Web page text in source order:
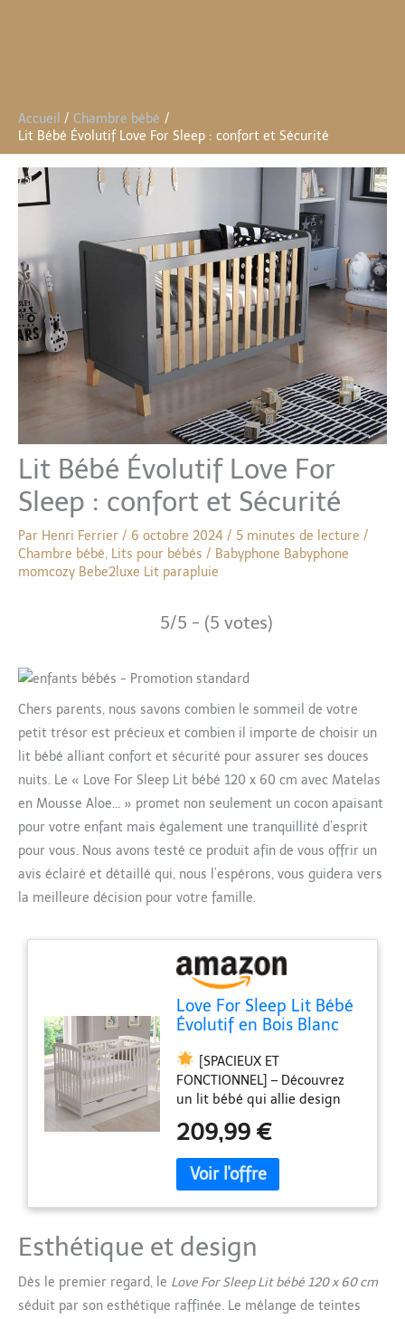
Accueil
Chambre bébé
Lit Bébé Évolutif Love For Sleep : confort et Sécurité
Lit Bébé Évolutif Love For
Sleep : confort et Sécurité
Par Henri Ferrier / 6 octobre 2024 / 5 minutes de lecture /
Chambre bébé, Lits pour bébés / Babyphone Babyphone
momcozy Bebe2luxe Lit parapluie
5/5 - (5 votes)
Chers parents, nous savons combien le sommeil de votre
petit trésor est précieux et combien il importe de choisir un
lit bébé alliant confort et sécurité pour assurer ses douces
nuits. Le « Love For Sleep Lit bébé 120 x 60 cm avec Matelas
en Mousse Aloe… » promet non seulement un cocon apaisant
pour votre enfant mais également une tranquillité d’esprit
pour vous. Nous avons testé ce produit afin de vous offrir un
avis éclairé et détaillé qui, nous l’espérons, vous guidera vers
la meilleure décision pour votre famille.
Love For Sleep Lit Bébé
Évolutif en Bois Blanc
Matelas en Mousse,
Tiroir, Barrière de
Sécurité et Protections
en Silicone – Lit
Transformable pour
Fille ou Garçon –
Modèle Jacob
[SPACIEUX ET
FONCTIONNEL] – Découvrez
un lit bébé qui allie design
tiroir intégré offre un espace
de rangement
supplémentaire pour le linge
de lit, les vêtements ou les
accessoires de bébé. Une
solution idéale pour les
parents qui apprécient
dans la chambre d’enfant.
[SÉCURITÉ ET STYLE] - Ce lits
209,99 €
Esthétique et design
Dès le premier regard, le Love For Sleep Lit bébé 120 x 60 cm
séduit par son esthétique raffinée. Le mélange de teintes